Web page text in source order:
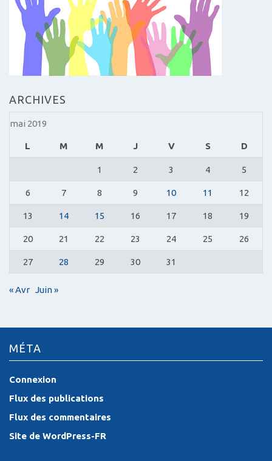
ARCHIVES
mai 2019
L M M J V S D
1 2 3 4 5
6 7 8 9 10 11 12
13 14 15 16 17 18 19
20 21 22 23 24 25 26
27 28 29 30 31
« Avr Juin »
MÉTA
Connexion
Flux des publications
Flux des commentaires
Site de WordPress-FR